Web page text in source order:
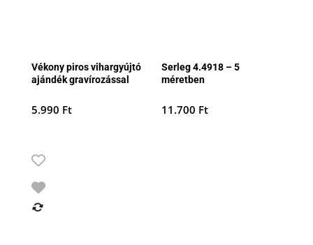
Vékony piros vihargyújtó
ajándék gravírozással
5.990 Ft
Serleg 4.4918 – 5
méretben
11.700 Ft